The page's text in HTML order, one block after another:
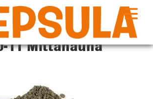
11 Mittanauha